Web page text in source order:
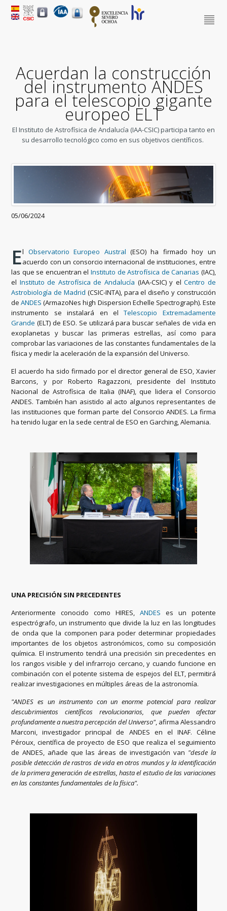
Acuerdan la construcción
del instrumento ANDES
para el telescopio gigante
europeo ELT
El Instituto de Astrofísica de Andalucía (IAA-CSIC) participa tanto en
su desarrollo tecnológico como en sus objetivos científicos.
05/06/2024
El Observatorio Europeo Austral (ESO) ha firmado hoy un
acuerdo con un consorcio internacional de instituciones, entre
las que se encuentran el Instituto de Astrofísica de Canarias (IAC),
el Instituto de Astrofísica de Andalucía (IAA-CSIC) y elCentro de
Astrobiología de Madrid (CSIC-INTA), para el diseño y construcción
deANDES(ArmazoNes high Dispersion Echelle Spectrograph). Este
instrumento se instalará en elTelescopio Extremadamente
Grande (ELT) de ESO. Se utilizará para buscar señales de vida en
exoplanetas y buscar las primeras estrellas, así como para
comprobar las variaciones de las constantes fundamentales de la
física y medir la aceleración de la expansión del Universo.
El acuerdo ha sido firmado por el director general de ESO, Xavier
Barcons, y por Roberto Ragazzoni, presidente del Instituto
Nacional de Astrofísica de Italia (INAF), que lidera el Consorcio
ANDES. También han asistido al acto algunos representantes de
las instituciones que forman parte del Consorcio ANDES. La firma
ha tenido lugar en la sede central de ESO en Garching, Alemania.
UNA PRECISIÓN SIN PRECEDENTES
Anteriormente conocido como HIRES, ANDES es un potente
espectrógrafo, un instrumento que divide la luz en las longitudes
de onda que la componen para poder determinar propiedades
importantes de los objetos astronómicos, como su composición
química. El instrumento tendrá una precisión sin precedentes en
los rangos visible y del infrarrojo cercano, y cuando funcione en
combinación con el potente sistema de espejos del ELT, permitirá
realizar investigaciones en múltiples áreas de la astronomía.
"ANDES es un instrumento con un enorme potencial para realizar
descubrimientos científicos revolucionarios, que pueden afectar
profundamente a nuestra percepción del Universo", afirma Alessandro
Marconi, investigador principal de ANDES en el INAF. Céline
Péroux, científica de proyecto de ESO que realiza el seguimiento
de ANDES, añade que las áreas de investigación van "desde la
posible detección de rastros de vida en otros mundos y la identificación
de la primera generación de estrellas, hasta el estudio de las variaciones
en las constantes fundamentales de la física".